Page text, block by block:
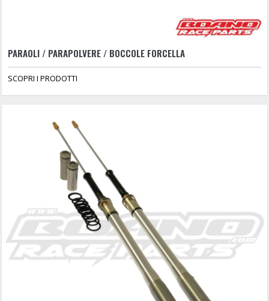
PARAOLI / PARAPOLVERE / BOCCOLE FORCELLA
SCOPRI I PRODOTTI